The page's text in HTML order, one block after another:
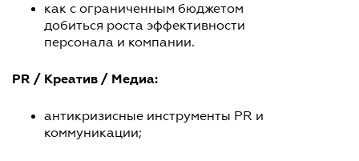
как с ограниченным бюджетом
добиться роста эффективности
персонала и компании.
PR / Креатив / Медиа:
антикризисные инструменты PR и
коммуникации;